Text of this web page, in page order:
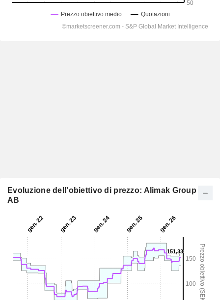
Evoluzione dell'obiettivo di prezzo: Alimak Group
AB